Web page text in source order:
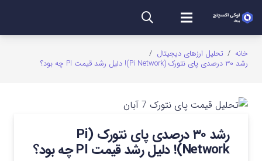
خانه / تحلیل ارزهای دیجیتال /
رشد ۳۰ درصدی پای نتورک (Pi Network)! دلیل رشد قیمت PI چه بود؟
رشد ۳۰ درصدی پای نتورک (Pi
Network)! دلیل رشد قیمت PI چه بود؟